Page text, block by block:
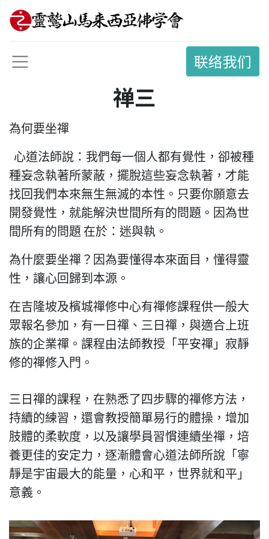
联络我们
禅三
為何要坐禪
心道法師說：我們每一個人都有覺性，卻被種
種妄念執著所蒙蔽，擺脫這些妄念執著，才能
找回我們本來無生無滅的本性。只要你願意去
開發覺性，就能解決世間所有的問題。因為世
間所有的問題 在於：迷與執。
為什麼要坐禪？因為要懂得本來面目，懂得靈
性，讓心回歸到本源。
在吉隆坡及檳城禪修中心有禪修課程供一般大
眾報名參加，有一日禪、三日禪，與適合上班
族的企業禪。課程由法師教授「平安禪」寂靜
修的禪修入門。
三日禪的課程，在熟悉了四步驟的禪修方法，
持續的練習，還會教授簡單易行的體操，增加
肢體的柔軟度，以及讓學員習慣連續坐禪，培
養更佳的安定力，逐漸體會心道法師所說「寧
靜是宇宙最大的能量，心和平，世界就和平」
意義。